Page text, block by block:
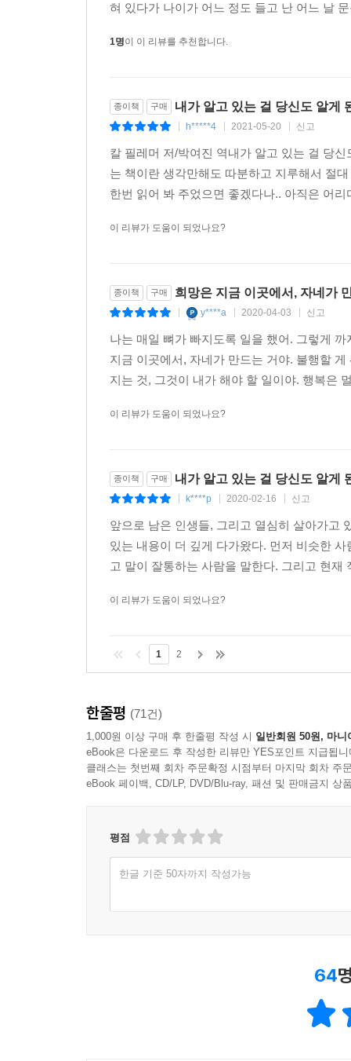
혀 있다가 나이가 어느 정도 들고 난 어느 날
1명이 이 리뷰를 추천합니다.
종이책 구매 내가 알고 있는 걸 당신도 알게
h*****4 2021-05-20 신고
칼 필레머 저/박여진 역내가 알고 있는 걸 당
는 책이란 생각만해도 따분하고 지루해서 절
한번 읽어 봐 주었으면 좋겠다나.. 아직은 어
이 리뷰가 도움이 되었나요?
종이책 구매 희망은 지금 이곳에서, 자네가
y****a 2020-04-03 신고
나는 매일 뼈가 빠지도록 일을 했어. 그렇게
지금 이곳에서, 자네가 만드는 거야. 불행할
지는 것, 그것이 내가 해야 할 일이야. 행복은
이 리뷰가 도움이 되었나요?
종이책 구매 내가 알고 있는 걸 당신도 알게
k****p 2020-02-16 신고
앞으로 남은 인생들, 그리고 열심히 살아가고
있는 내용이 더 깊게 다가왔다. 먼저 비슷한
고 말이 잘통하는 사람을 말한다. 그리고 현
이 리뷰가 도움이 되었나요?
1 2
한줄평 (71건)
1,000원 이상 구매 후 한줄평 작성 시 일반회원 50원, 마니
eBook은 다운로드 후 작성한 리뷰만 YES포인트 지급됩니
클래스는 첫번째 회차 주문확정 시점부터 마지막 회차 주
eBook 페이백, CD/LP, DVD/Blu-ray, 패션 및 판매금지 상
평점
한글 기준 50자까지 작성가능
64